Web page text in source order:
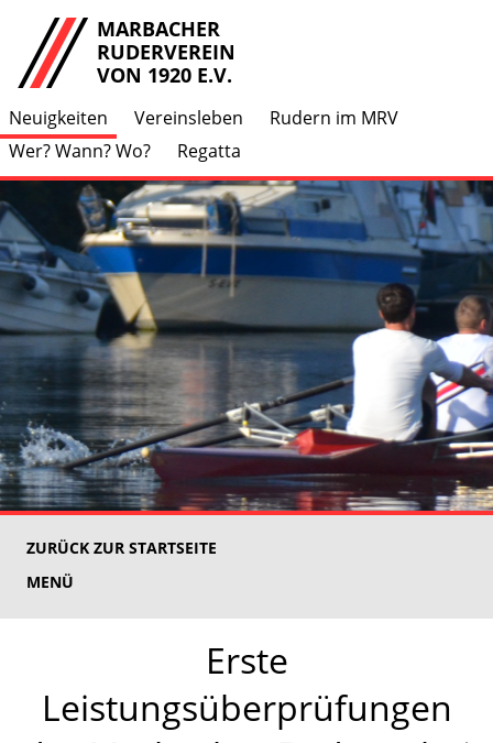
MARBACHER
RUDERVEREIN
VON 1920 E.V.
Neuigkeiten Vereinsleben
Rudern im MRV
Wer? Wann? Wo?
Regatta
ZURÜCK ZUR STARTSEITE
MENÜ
Erste
Leistungsüberprüfungen